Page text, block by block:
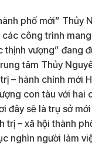
phố mới” Thủy
công trình
thịnh vượng” đang
tâm Thủy
– hành chính mới
con tàu với hai
đây sẽ là trụ sở
trị – xã hội thành
nghìn người làm